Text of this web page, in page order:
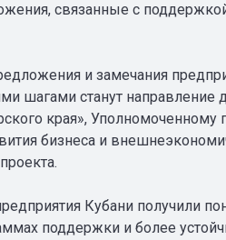
связанные с
и замечания
шагами станут направление
края», Уполномоченному
бизнеса и
Кубани получили
поддержки и более